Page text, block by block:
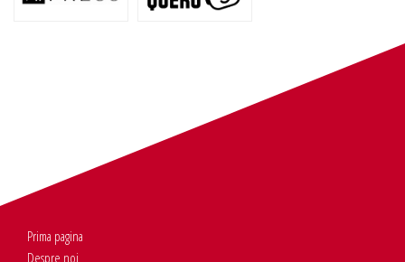
Prima pagina
Despre noi